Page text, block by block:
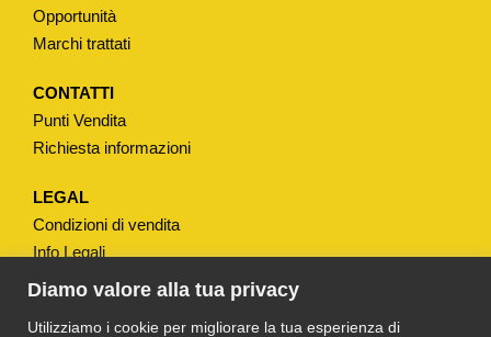
Diamo valore alla tua privacy
Utilizziamo i cookie per migliorare la tua esperienza di
q
u
a
à
Opportunità
Marchi trattati
CONTATTI
Punti Vendita
Richiesta informazioni
LEGAL
Condizioni di vendita
Info Legali
Note Legali